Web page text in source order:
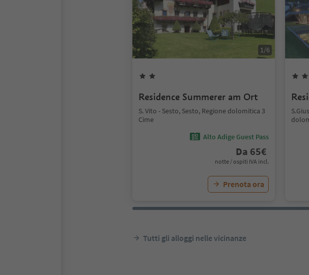
1/6
Residence Summerer am Ort
S. Vito - Sesto, Sesto, Regione dolomitica 3
Cime
Alto Adige Guest Pass
Da 65€
notte / ospiti IVA incl.
Prenota ora
Tutti gli alloggi nelle vicinanze